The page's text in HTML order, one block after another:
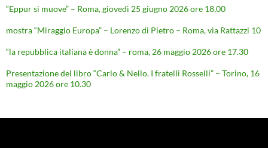
“Eppur si muove” – Roma, giovedì 25 giugno 2026 ore 18,00
mostra “Miraggio Europa” – Lorenzo di Pietro – Roma, via Rattazzi 10
“la repubblica italiana è donna” – roma, 26 maggio 2026 ore 17.30
Presentazione del libro “Carlo & Nello. I fratelli Rosselli” – Torino, 16
maggio 2026 ore 10.30